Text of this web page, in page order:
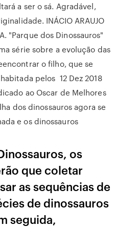
a ser o sá. Agradável,
INÁCIO ARAUJO
"Parque dos Dinossauros"
série sobre a evolução das
o filho, que se
pelos 12 Dez 2018
ao Oscar de Melhores
dos dinossauros agora se
e os dinossauros
os
que coletar
as sequências de
de dinossauros
seguida,